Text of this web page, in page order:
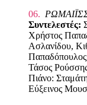
06.
Συντελεστές:
Χρήστος
Ασλανίδου,
Τάσος
Πιάνο:
Εύξεινος